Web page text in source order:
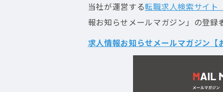
当社が運営する転職求人検索サイト
報お知らせメールマガジン」の登録
求人情報お知らせメールマガジン【